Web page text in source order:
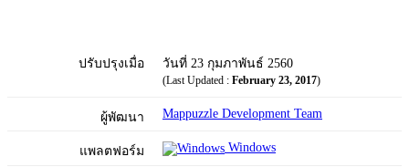
ปรับปรุงเมื่อ วันที่ 23 กุมภาพันธ์ 2560
(Last Updated : February 23, 2017)
ผู้พัฒนา Mappuzzle Development Team
แพลตฟอร์ม Windows